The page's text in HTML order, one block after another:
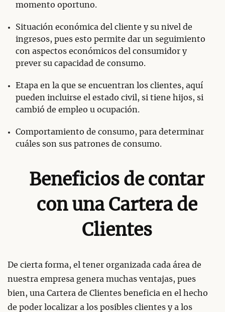
momento oportuno.
Situación económica del cliente y su nivel de
ingresos, pues esto permite dar un seguimiento
con aspectos económicos del consumidor y
prever su capacidad de consumo.
Etapa en la que se encuentran los clientes, aquí
pueden incluirse el estado civil, si tiene hijos, si
cambió de empleo u ocupación.
Comportamiento de consumo, para determinar
cuáles son sus patrones de consumo.
Beneficios de contar
con una Cartera de
Clientes
De cierta forma, el tener organizada cada área de
nuestra empresa genera muchas ventajas, pues
bien, una Cartera de Clientes beneficia en el hecho
de poder localizar a los posibles clientes y a los